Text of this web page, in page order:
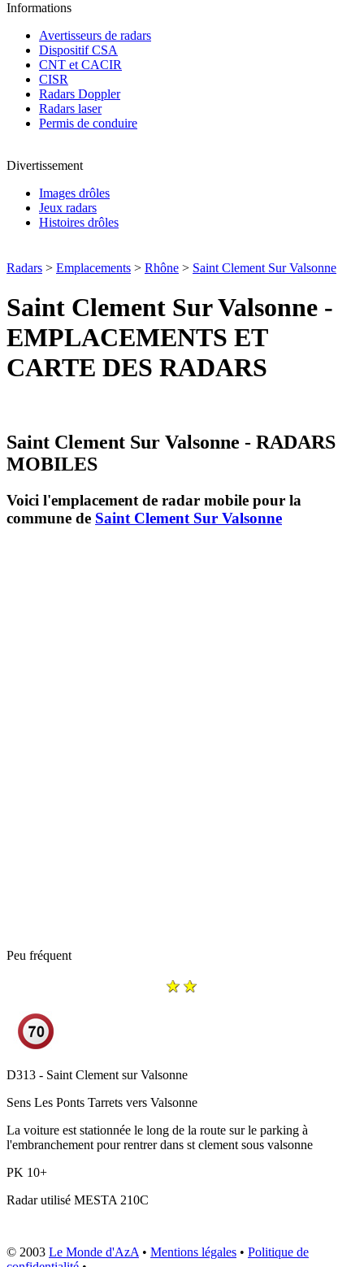
Informations
Avertisseurs de radars
Dispositif CSA
CNT et CACIR
CISR
Radars Doppler
Radars laser
Permis de conduire
Divertissement
Images drôles
Jeux radars
Histoires drôles
Radars > Emplacements > Rhône > Saint Clement Sur Valsonne
Saint Clement Sur Valsonne -
EMPLACEMENTS ET
CARTE DES RADARS
Saint Clement Sur Valsonne - RADARS
MOBILES
Voici l'emplacement de radar mobile pour la
commune de Saint Clement Sur Valsonne
Peu fréquent
D313 - Saint Clement sur Valsonne
Sens Les Ponts Tarrets vers Valsonne
La voiture est stationnée le long de la route sur le parking à
l'embranchement pour rentrer dans st clement sous valsonne
PK 10+
Radar utilisé MESTA 210C
© 2003 Le Monde d'AzA• Mentions légales • Politique de